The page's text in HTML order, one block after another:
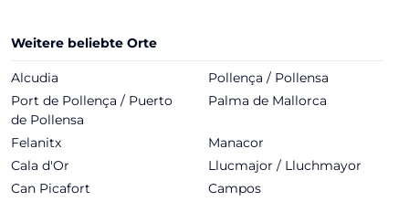
Weitere beliebte Orte
Alcudia
Pollença / Pollensa
Port de Pollença / Puerto
de Pollensa
Palma de Mallorca
Felanitx
Manacor
Cala d'Or
Llucmajor / Lluchmayor
Can Picafort
Campos